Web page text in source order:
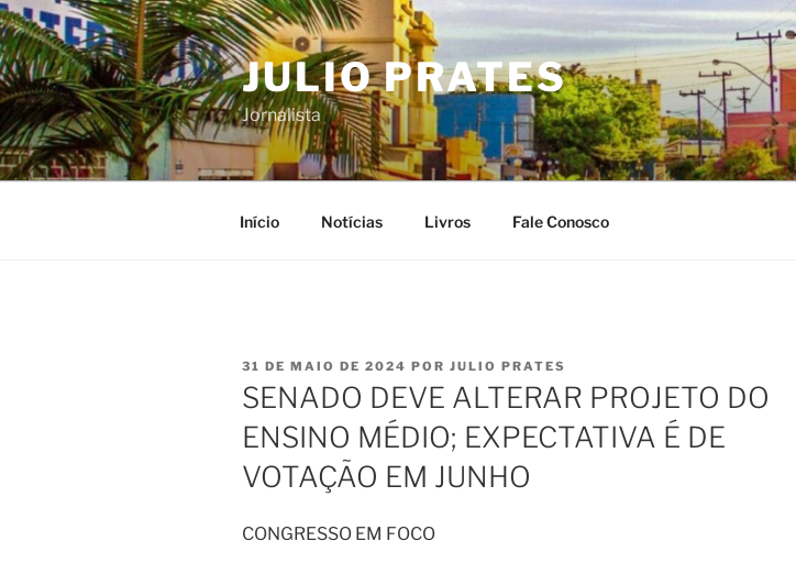
Pular
para
o
conteúdo
JULIO PRATES
Jornalista
Início Notícias Livros Fale Conosco
PUBLICADO
EM
31 DE MAIO DE 2024 POR JULIO PRATES
SENADO DEVE ALTERAR PROJETO DO
ENSINO MÉDIO; EXPECTATIVA É DE
VOTAÇÃO EM JUNHO
CONGRESSO EM FOCO